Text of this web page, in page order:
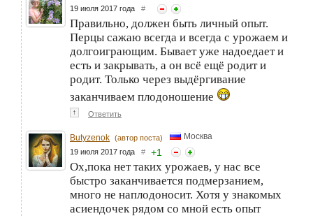
19 июля 2017 года #
Правильно, должен быть личный опыт.
Перцы сажаю всегда и всегда с урожаем и
долгоиграющим. Бывает уже надоедает и
есть и закрывать, а он всё ещё родит и
родит. Только через выдёргивание
заканчиваем плодоношение
↑ Ответить
Butyzenok (автор поста) Москва
19 июля 2017 года # +1
Ох,пока нет таких урожаев, у нас все
быстро заканчивается подмерзанием,
много не наплодоносит. Хотя у знакомых
асиендочек рядом со мной есть опыт